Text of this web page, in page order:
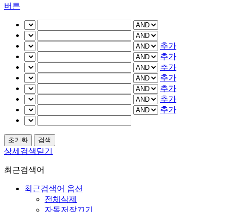
버튼
추가
추가
추가
추가
추가
추가
추가
상세검색닫기
최근검색어
최근검색어 옵션
전체삭제
자동저장끄기